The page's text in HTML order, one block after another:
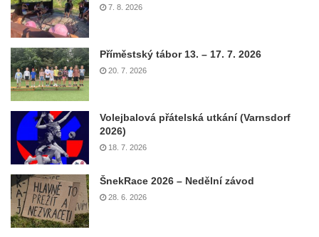
7. 8. 2026
Příměstský tábor 13. – 17. 7. 2026
20. 7. 2026
Volejbalová přátelská utkání (Varnsdorf
2026)
18. 7. 2026
ŠnekRace 2026 – Nedělní závod
28. 6. 2026